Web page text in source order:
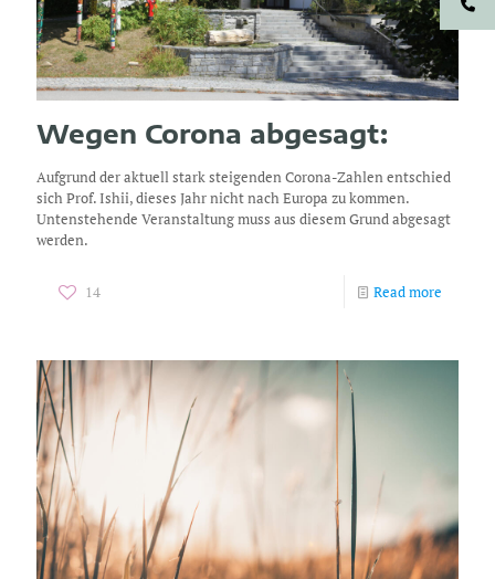
Wegen Corona abgesagt:
Aufgrund der aktuell stark steigenden Corona-Zahlen entschied
sich Prof. Ishii, dieses Jahr nicht nach Europa zu kommen.
Untenstehende Veranstaltung muss aus diesem Grund abgesagt
werden.
14 Read more